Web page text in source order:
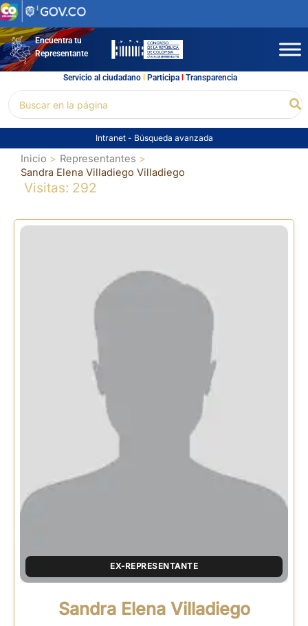
Ir
al
contenidoEncuentra tu
Representante
Servicio al ciudadano l Participal Transparencia
por:
Intranet - Búsqueda avanzada
Inicio
Representantes
Sandra Elena Villadiego Villadiego
Visitas: 292
EX-REPRESENTANTE
Sandra Elena Villadiego